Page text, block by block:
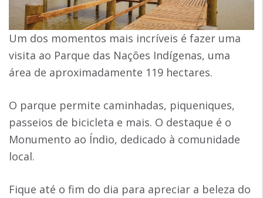
Um dos momentos mais incríveis é fazer uma
visita ao Parque das Nações Indígenas, uma
área de aproximadamente 119 hectares.
O parque permite caminhadas, piqueniques,
passeios de bicicleta e mais. O destaque é o
Monumento ao Índio, dedicado à comunidade
local.
Fique até o fim do dia para apreciar a beleza do